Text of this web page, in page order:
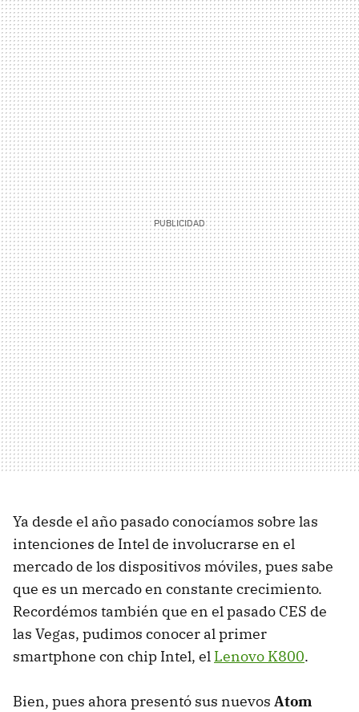
Ya desde el año pasado conocíamos sobre las
intenciones de Intel de involucrarse en el
mercado de los dispositivos móviles, pues sabe
que es un mercado en constante crecimiento.
Recordémos también que en el pasado CES de
las Vegas, pudimos conocer al primer
smartphone con chip Intel, el Lenovo K800.
Bien, pues ahora presentó sus nuevos Atom